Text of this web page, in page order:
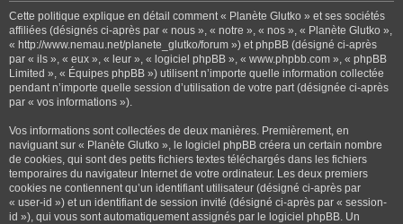
Cette politique explique en détail comment « Planète Glutko » et ses sociétés
affiliées (désignés ci-après par « nous », « notre », « nos », « Planète Glutko »,
« http://www.nemau.net/planete_glutko/forum ») et phpBB (désigné ci-après
par « ils », « eux », « leur », « logiciel phpBB », « www.phpbb.com », « phpBB
Limited », « Équipes phpBB ») utilisent n’importe quelle information collectée
pendant n’importe quelle session d’utilisation de votre part (désignée ci-après
par « vos informations »).
Vos informations sont collectées de deux manières. Premièrement, en
naviguant sur « Planète Glutko », le logiciel phpBB créera un certain nombre
de cookies, qui sont des petits fichiers textes téléchargés dans les fichiers
temporaires du navigateur Internet de votre ordinateur. Les deux premiers
cookies ne contiennent qu’un identifiant utilisateur (désigné ci-après par
« user-id ») et un identifiant de session invité (désigné ci-après par « session-
id »), qui vous sont automatiquement assignés par le logiciel phpBB. Un